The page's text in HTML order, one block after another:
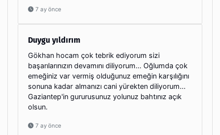
7 ay önce
Duygu yıldırım
Gökhan hocam çok tebrik ediyorum sizi
başarılarınızın devamını diliyorum... Oğlumda çok
emeğiniz var vermiş olduğunuz emeğin karşılığını
sonuna kadar almanızı cani yürekten diliyorum...
Gaziantep'in gururusunuz yolunuz bahtınız açık
olsun.
7 ay önce